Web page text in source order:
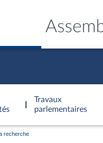
Travaux
parlementaires
recherche